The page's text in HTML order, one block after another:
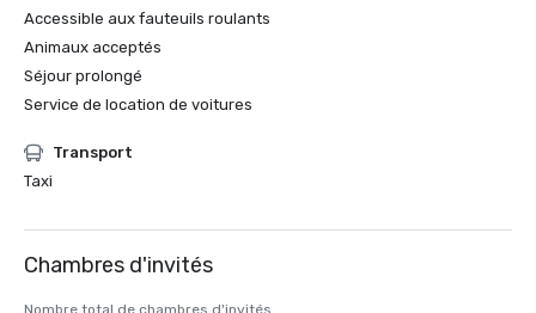
Accessible aux fauteuils roulants
Animaux acceptés
Séjour prolongé
Service de location de voitures
Transport
Taxi
Chambres d'invités
Nombre total de chambres d'invités